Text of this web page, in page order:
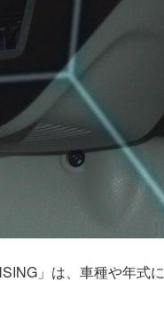
」は、車種や年式